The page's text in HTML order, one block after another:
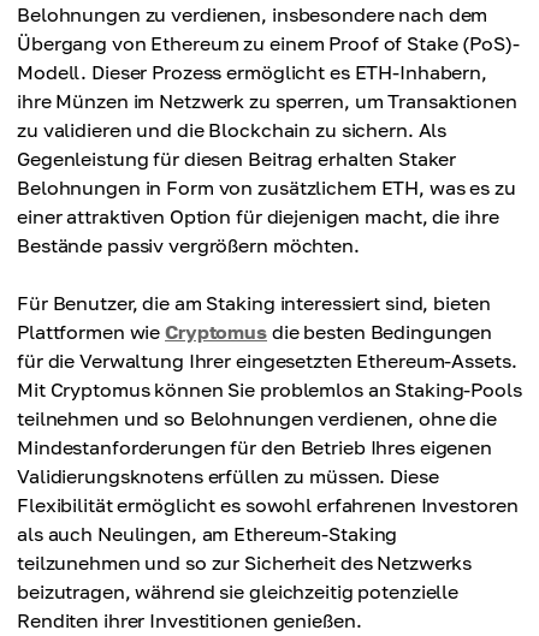
Belohnungen zu verdienen, insbesondere nach dem
Übergang von Ethereum zu einem Proof of Stake (PoS)-
Modell. Dieser Prozess ermöglicht es ETH-Inhabern,
ihre Münzen im Netzwerk zu sperren, um Transaktionen
zu validieren und die Blockchain zu sichern. Als
Gegenleistung für diesen Beitrag erhalten Staker
Belohnungen in Form von zusätzlichem ETH, was es zu
einer attraktiven Option für diejenigen macht, die ihre
Bestände passiv vergrößern möchten.
Für Benutzer, die am Staking interessiert sind, bieten
Plattformen wieCryptomus die besten Bedingungen
für die Verwaltung Ihrer eingesetzten Ethereum-Assets.
Mit Cryptomus können Sie problemlos an Staking-Pools
teilnehmen und so Belohnungen verdienen, ohne die
Mindestanforderungen für den Betrieb Ihres eigenen
Validierungsknotens erfüllen zu müssen. Diese
Flexibilität ermöglicht es sowohl erfahrenen Investoren
als auch Neulingen, am Ethereum-Staking
teilzunehmen und so zur Sicherheit des Netzwerks
beizutragen, während sie gleichzeitig potenzielle
Renditen ihrer Investitionen genießen.